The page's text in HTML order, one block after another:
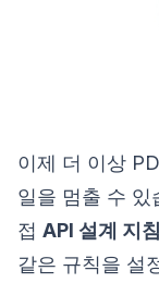
이제 더 이상
일을 멈출 수
접 API 설계 지침
같은 규칙을 설